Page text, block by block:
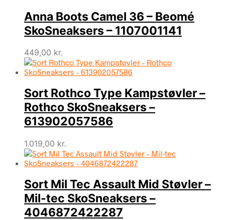
Anna Boots Camel 36 – Beomé
SkoSneaksers – 1107001141
449,00 kr.
Sort Rothco Type Kampstøvler –
Rothco SkoSneaksers –
613902057586
1.019,00 kr.
Sort Mil Tec Assault Mid Støvler –
Mil-tec SkoSneaksers –
4046872422287